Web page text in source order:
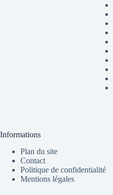
Informations
Plan du site
Contact
Politique de confidentialité
Mentions légales